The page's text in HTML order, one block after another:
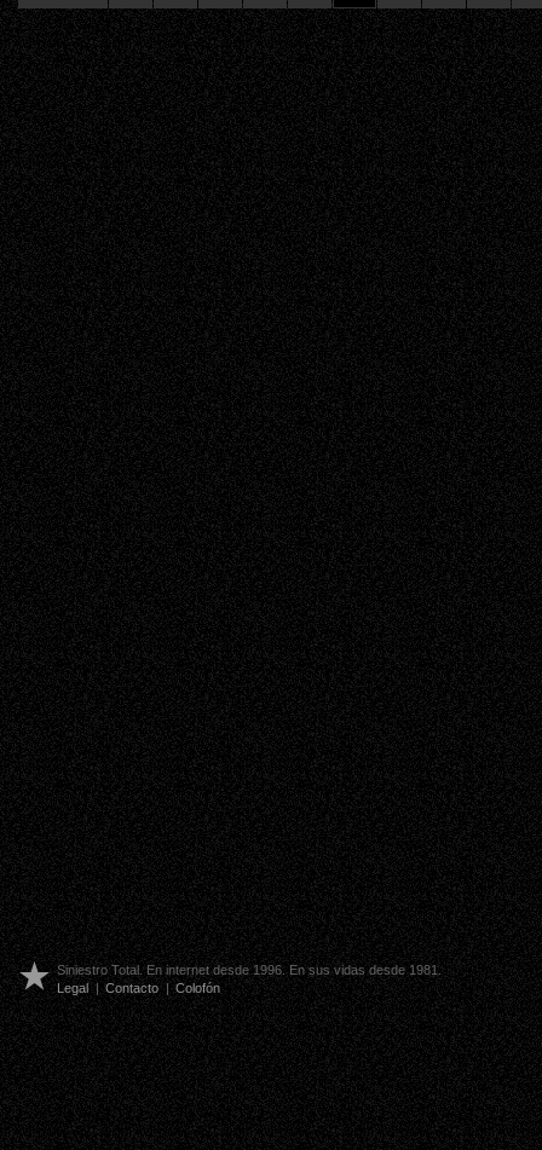
Siniestro Total. En internet desde 1996. En sus vidas desde 1981.
Legal | Contacto | Colofón